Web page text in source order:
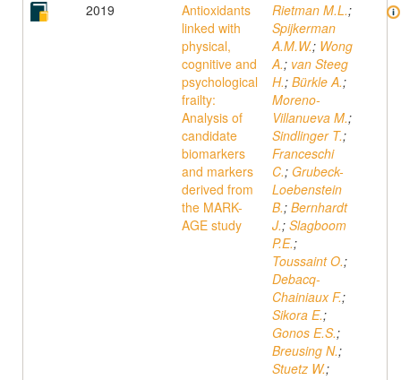
2019
Antioxidants
linked with
physical,
cognitive and
psychological
frailty:
Analysis of
candidate
biomarkers
and markers
derived from
the MARK-
AGE study
Rietman M.L.;
Spijkerman
A.M.W.; Wong
A.; van Steeg
H.; Bürkle A.;
Moreno-
Villanueva M.;
Sindlinger T.;
Franceschi
C.; Grubeck-
Loebenstein
B.; Bernhardt
J.; Slagboom
P.E.;
Toussaint O.;
Debacq-
Chainiaux F.;
Sikora E.;
Gonos E.S.;
Breusing N.;
Stuetz W.;